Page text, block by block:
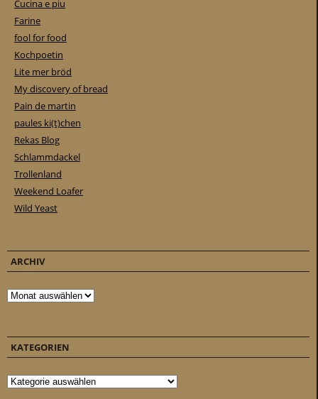
Cucina e piu
Farine
fool for food
Kochpoetin
Lite mer bröd
My discovery of bread
Pain de martin
paules ki(t)chen
Rekas Blog
Schlammdackel
Trollenland
Weekend Loafer
Wild Yeast
ARCHIV
Archiv
KATEGORIEN
Kategorien